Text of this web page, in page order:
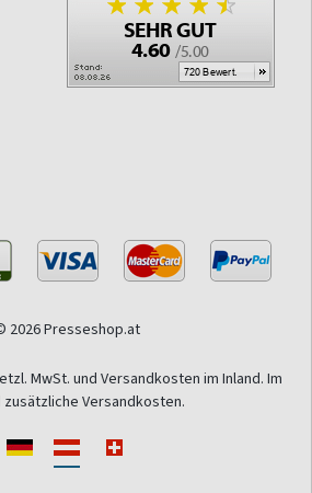
2026 Presseshop.at
MwSt. und Versandkosten im Inland. Im
zusätzliche Versandkosten.